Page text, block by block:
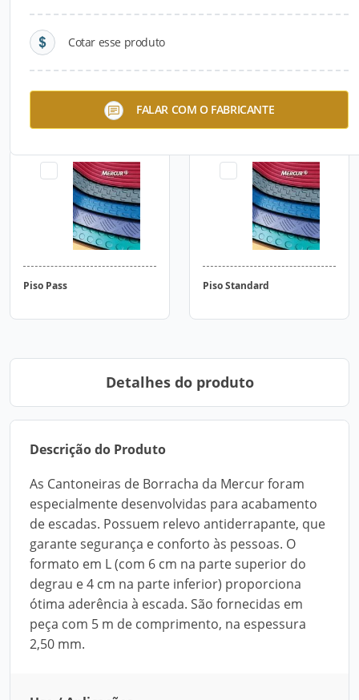
Cotar esse produto
FALAR COM O FABRICANTE
Faixa de Sinalização Visual
para Degraus de Escada
Piso Pass Piso Standard
Detalhes do produto
Descrição do Produto
As Cantoneiras de Borracha da Mercur foram
especialmente desenvolvidas para acabamento
de escadas. Possuem relevo antiderrapante, que
garante segurança e conforto às pessoas. O
formato em L (com 6 cm na parte superior do
degrau e 4 cm na parte inferior) proporciona
ótima aderência à escada. São fornecidas em
peça com 5 m de comprimento, na espessura
2,50 mm.